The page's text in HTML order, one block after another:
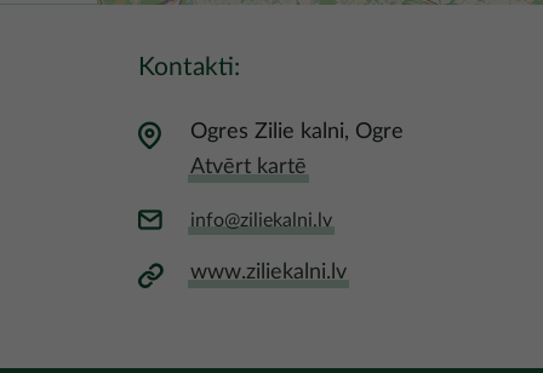
Kontakti:
Ogres Zilie kalni, Ogre
Atvērt kartē
info@ziliekalni.lv
www.ziliekalni.lv